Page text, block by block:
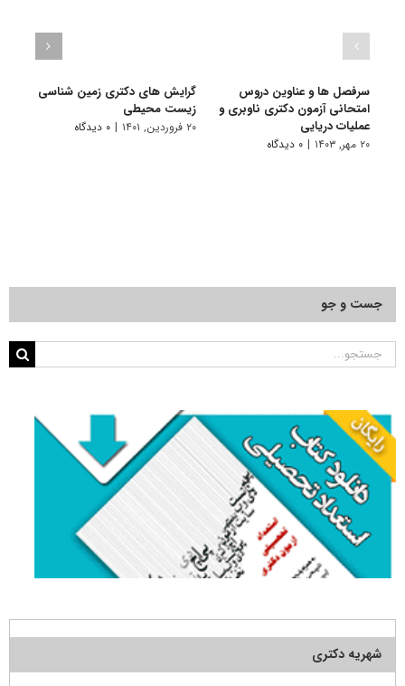
سرفصل ها و عناوین دروس
امتحانی آزمون دکتری ناوبری و
عملیات دریایی
۲۰ مهر, ۱۴۰۳ | ۰ دیدگاه
گرایش های دکتری زمین شناسی
زیست محیطی
۲۰ فروردین, ۱۴۰۱ | ۰ دیدگاه
جست و جو
جستجو
شهریه دکتری